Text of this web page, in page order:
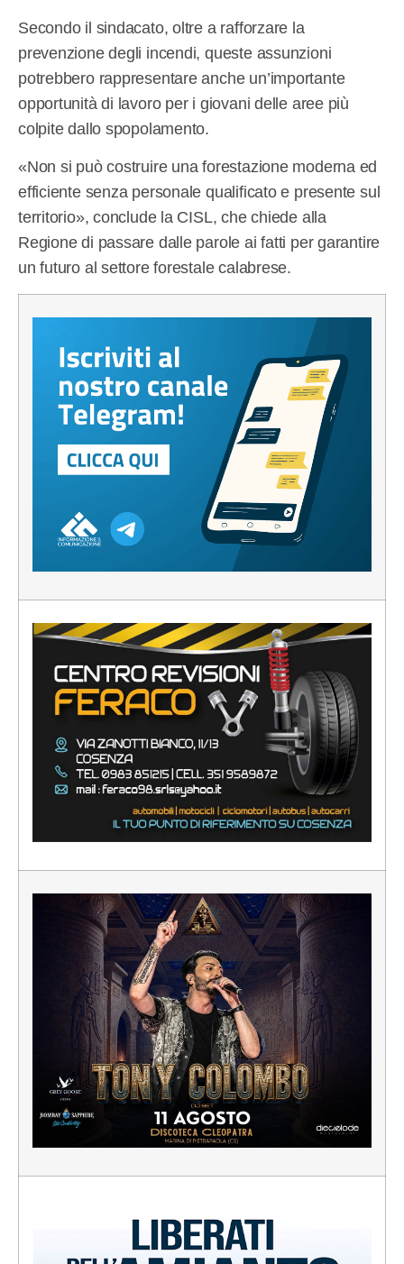
Secondo il sindacato, oltre a rafforzare la
prevenzione degli incendi, queste assunzioni
potrebbero rappresentare anche un’importante
opportunità di lavoro per i giovani delle aree più
colpite dallo spopolamento.
«Non si può costruire una forestazione moderna ed
efficiente senza personale qualificato e presente sul
territorio», conclude la CISL, che chiede alla
Regione di passare dalle parole ai fatti per garantire
un futuro al settore forestale calabrese.